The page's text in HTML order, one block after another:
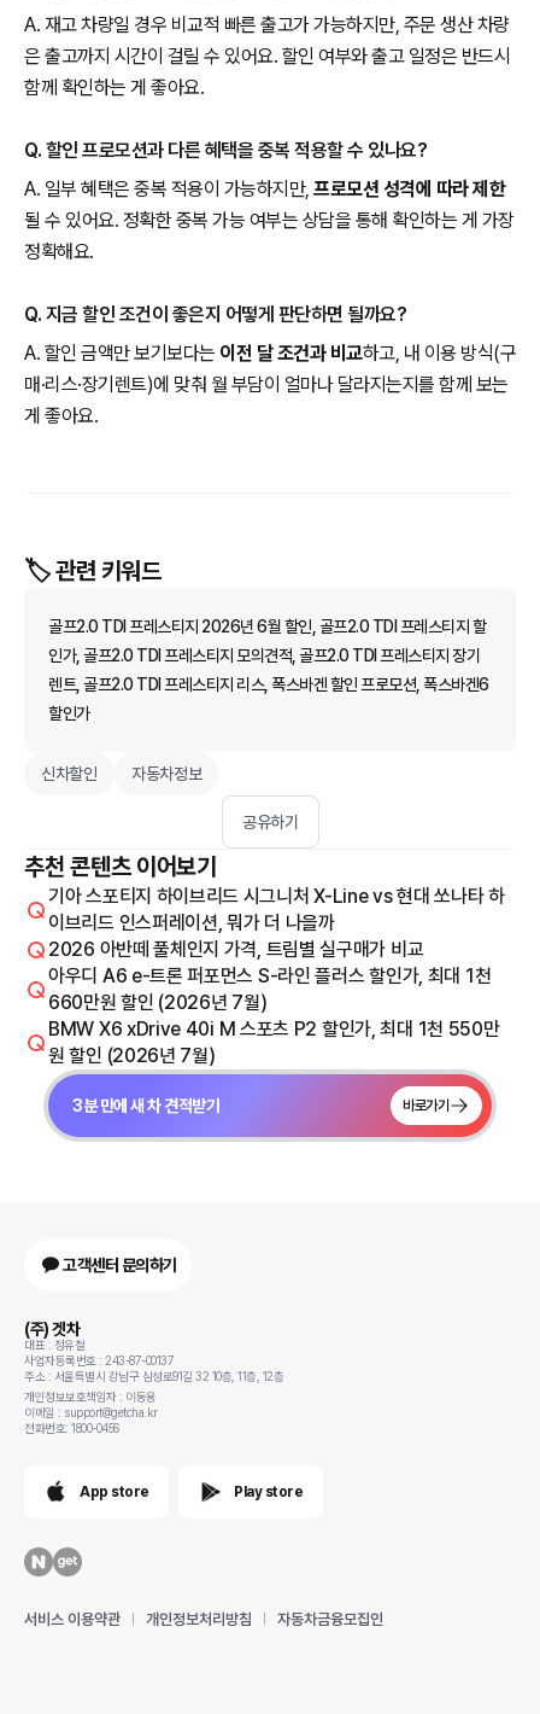
A. 재고 차량일 경우 비교적 빠른 출고가 가능하지만, 주문 생산 차량
은 출고까지 시간이 걸릴 수 있어요. 할인 여부와 출고 일정은 반드시
함께 확인하는 게 좋아요.
Q. 할인 프로모션과 다른 혜택을 중복 적용할 수 있나요?
A. 일부 혜택은 중복 적용이 가능하지만, 프로모션 성격에 따라 제한
될 수 있어요. 정확한 중복 가능 여부는 상담을 통해 확인하는 게 가장
정확해요.
Q. 지금 할인 조건이 좋은지 어떻게 판단하면 될까요?
A. 할인 금액만 보기보다는 이전 달 조건과 비교하고, 내 이용 방식(구
매·리스·장기렌트)에 맞춰 월 부담이 얼마나 달라지는지를 함께 보는
게 좋아요.
🏷️ 관련 키워드
골프2.0 TDI 프레스티지 2026년 6월 할인, 골프2.0 TDI 프레스티지 할
인가, 골프2.0 TDI 프레스티지 모의견적, 골프2.0 TDI 프레스티지 장기
렌트, 골프2.0 TDI 프레스티지 리스, 폭스바겐 할인 프로모션, 폭스바겐6
할인가
신차할인 자동차정보
공유하기
추천 콘텐츠 이어보기
기아 스포티지 하이브리드 시그니처 X-Line vs 현대 쏘나타 하
이브리드 인스퍼레이션, 뭐가 더 나을까
2026 아반떼 풀체인지 가격, 트림별 실구매가 비교
아우디 A6 e-트론 퍼포먼스 S-라인 플러스 할인가, 최대 1천
660만원 할인 (2026년 7월)
BMW X6 xDrive 40i M 스포츠 P2 할인가, 최대 1천 550만
원 할인 (2026년 7월)
3분 만에 새 차 견적받기 바로가기
고객센터 문의하기
(주) 겟차
대표 : 정유철
사업자등록번호 : 243-87-00137
주소 : 서울특별시 강남구 삼성로91길 32 10층, 11층, 12층
개인정보보호책임자 : 이동용
이메일 : support@getcha.kr
전화번호: 1800-0456
App store Play store
서비스 이용약관 개인정보처리방침 자동차금융모집인